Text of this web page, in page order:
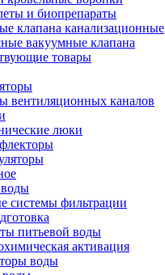
и биопрепараты
клапана канализационные
вакуумные клапана
товары
вентиляционных каналов
люки
системы фильтрации
питьевой воды
активация
воды